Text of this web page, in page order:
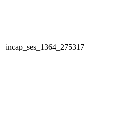
incap_ses_1364_275317